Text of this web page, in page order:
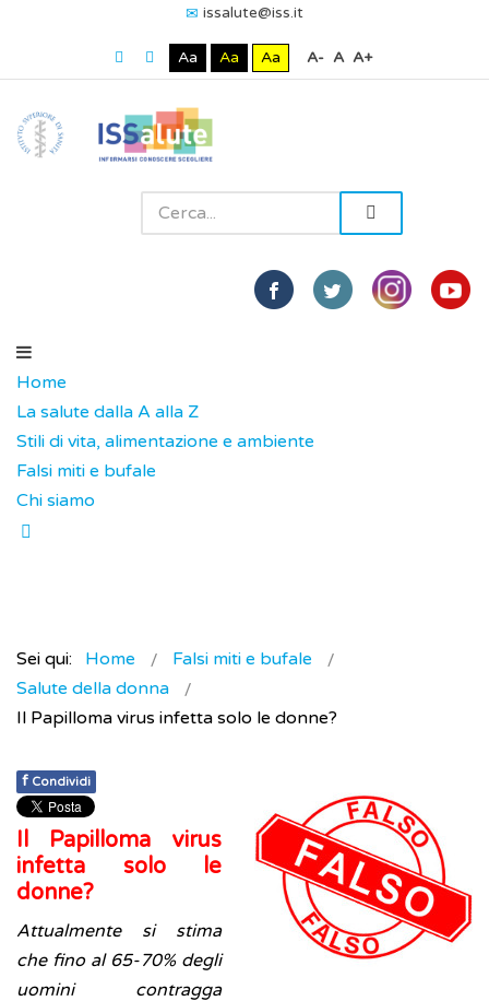
issalute@iss.it
Aa Aa Aa A- A A+
Home
La salute dalla A alla Z
Stili di vita, alimentazione e ambiente
Falsi miti e bufale
Chi siamo
Sei qui: Home
Falsi miti e bufale
Salute della donna
Il Papilloma virus infetta solo le donne?
f Condividi
Il Papilloma virus
infetta solo le
donne?
Attualmente si stima
che fino al 65-70% degli
uomini contragga